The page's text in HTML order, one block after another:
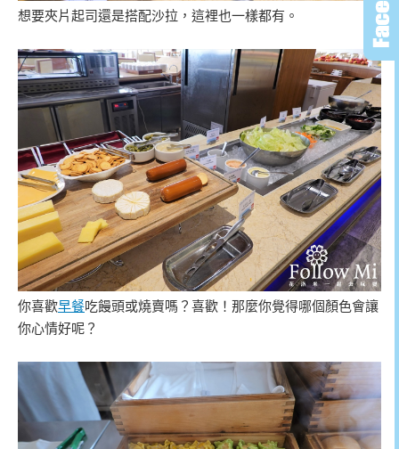
想要夾片起司還是搭配沙拉，這裡也一樣都有。
你喜歡早餐吃饅頭或燒賣嗎？喜歡！那麼你覺得哪個顏色會讓
你心情好呢？